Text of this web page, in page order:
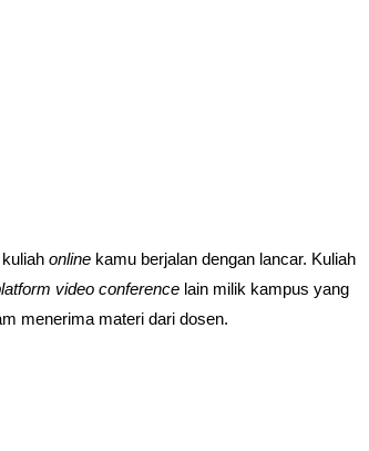
online
video conference lain milik kampus yang
menerima materi dari dosen.